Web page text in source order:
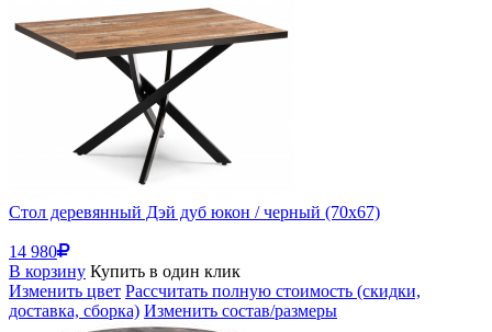
Стол деревянный Дэй дуб юкон / черный (70x67)
14 980
В корзину Купить в один клик
Изменить цвет Рассчитать полную стоимость (скидки,
доставка, сборка) Изменить состав/размеры